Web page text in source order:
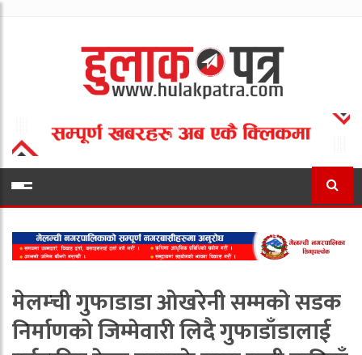
मेलम्ची गुफाडाडा ओखरेनी सम्मको सडक
निर्माणको जिम्मेवारी लिदै गुफाडाँडालाई